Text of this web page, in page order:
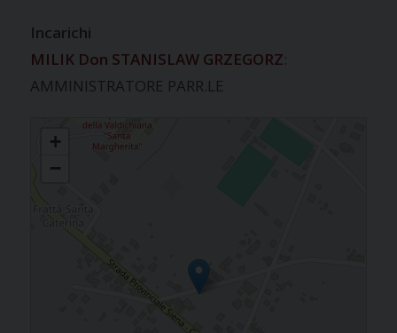
Incarichi
MILIK Don STANISLAW GRZEGORZ:
AMMINISTRATORE PARR.LE
+
−